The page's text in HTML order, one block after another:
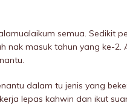
semua. Sedikit
nak masuk tahun yang ke-2.
dalam tu jenis yang
lepas kahwin dan ikut